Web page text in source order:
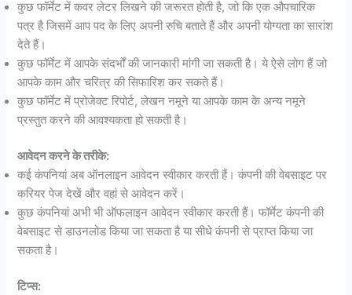
कुछ फॉर्मेट में कवर लेटर लिखने की जरूरत होती है, जो कि एक औपचारिक
पत्र है जिसमें आप पद के लिए अपनी रुचि बताते हैं और अपनी योग्यता का सारांश
देते हैं।
कुछ फॉर्मेट में आपके संदर्भों की जानकारी मांगी जा सकती है। ये ऐसे लोग हैं जो
आपके काम और चरित्र की सिफारिश कर सकते हैं।
कुछ फॉर्मेट में प्रोजेक्ट रिपोर्ट, लेखन नमूने या आपके काम के अन्य नमूने
प्रस्तुत करने की आवश्यकता हो सकती है।
आवेदन करने के तरीके:
कई कंपनियां अब ऑनलाइन आवेदन स्वीकार करती हैं। कंपनी की वेबसाइट पर
करियर पेज देखें और वहां से आवेदन करें।
कुछ कंपनियां अभी भी ऑफलाइन आवेदन स्वीकार करती हैं। फॉर्मेट कंपनी की
वेबसाइट से डाउनलोड किया जा सकता है या सीधे कंपनी से प्राप्त किया जा
सकता है।
टिप्स: